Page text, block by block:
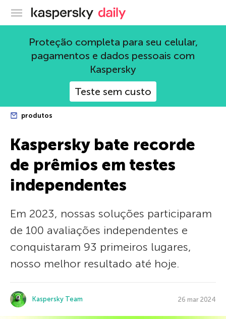
Blog oficial da Kaspersky
Proteção completa para seu celular,
pagamentos e dados pessoais com
Kaspersky
Teste sem custo
produtos
Kaspersky bate recorde
de prêmios em testes
independentes
Em 2023, nossas soluções participaram
de 100 avaliações independentes e
conquistaram 93 primeiros lugares,
nosso melhor resultado até hoje.
Kaspersky Team 26 mar 2024